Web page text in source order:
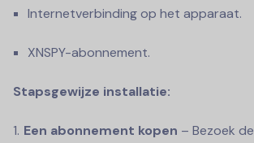
Internetverbinding op het apparaat.
XNSPY-abonnement.
Stapsgewijze installatie:
Een abonnement kopen – Bezoek de